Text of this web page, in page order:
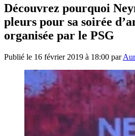
Découvrez pourquoi
pleurs pour sa soirée
organisée par le PSG
Publié le 16 février 2019 à 18:00 par